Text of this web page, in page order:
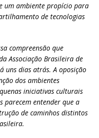
um ambiente propício para
de tecnologias
compreensão que
Associação Brasileira de
uns dias atrás. A oposição
dos ambientes
iniciativas culturais
parecem entender que a
de caminhos distintos